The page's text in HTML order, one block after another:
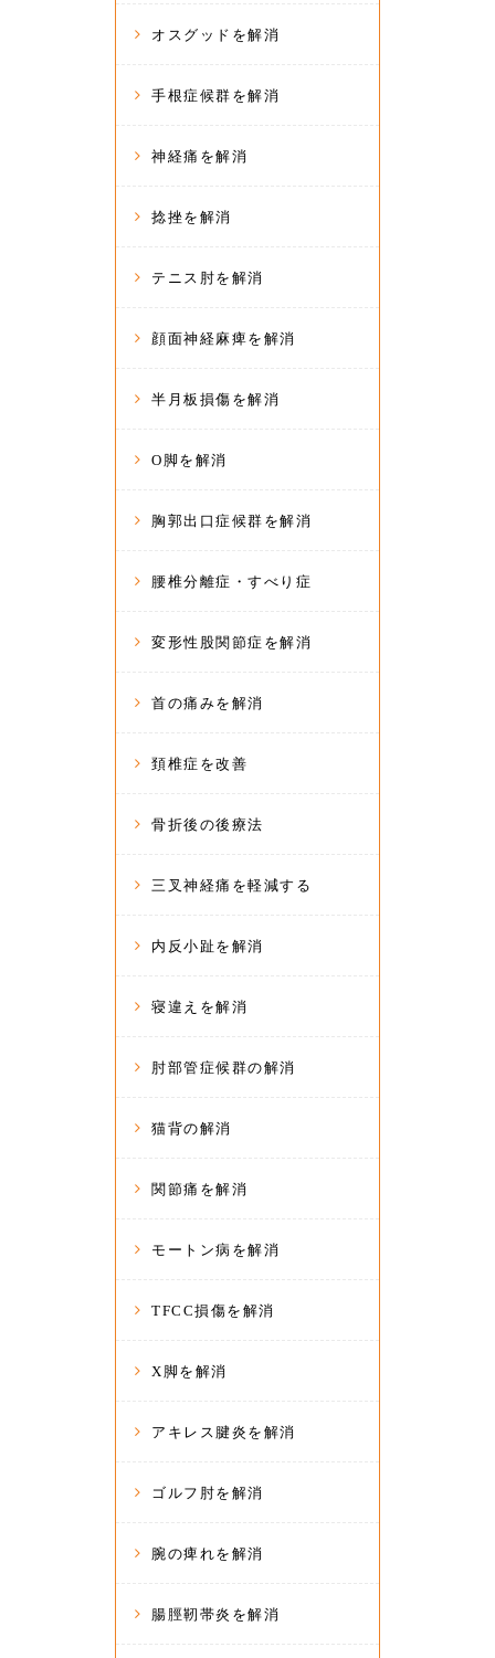
オスグッドを解消
手根症候群を解消
神経痛を解消
捻挫を解消
テニス肘を解消
顔面神経麻痺を解消
半月板損傷を解消
O脚を解消
胸郭出口症候群を解消
腰椎分離症・すべり症
変形性股関節症を解消
首の痛みを解消
頚椎症を改善
骨折後の後療法
三叉神経痛を軽減する
内反小趾を解消
寝違えを解消
肘部管症候群の解消
猫背の解消
関節痛を解消
モートン病を解消
TFCC損傷を解消
X脚を解消
アキレス腱炎を解消
ゴルフ肘を解消
腕の痺れを解消
腸脛靭帯炎を解消